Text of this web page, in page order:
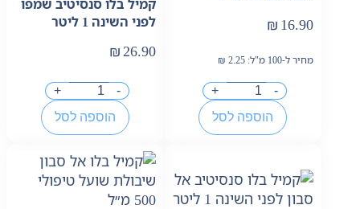
₪ 16.90
מחיר ל-100 מ"ל: ₪ 2.25
-
+
הוספה לסל
קמיל בלו סנסיטיב שמפו
לפני השינה 1 ליטר
₪26.90
-
+
הוספה לסל